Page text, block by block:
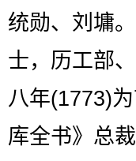
统勋、刘墉
士，历工部
八年(1773)
库全书》总